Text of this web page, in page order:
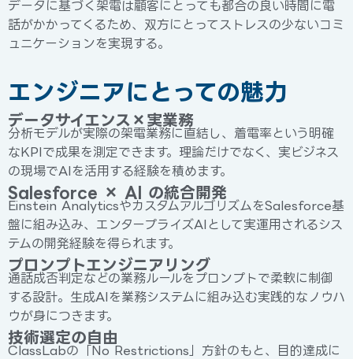
データに基づく架電は顧客にとっても都合の良い時間に電
話がかかってくるため、双方にとってストレスの少ないコミ
ュニケーションを実現する。
エンジニアにとっての魅力
データサイエンス×実業務
分析モデルが実際の架電業務に直結し、着電率という明確
なKPIで成果を測定できます。理論だけでなく、実ビジネス
の現場でAIを活用する経験を積めます。
Salesforce × AI の統合開発
Einstein AnalyticsやカスタムアルゴリズムをSalesforce基
盤に組み込み、エンタープライズAIとして実運用されるシス
テムの開発経験を得られます。
プロンプトエンジニアリング
通話成否判定などの業務ルールをプロンプトで柔軟に制御
する設計。生成AIを業務システムに組み込む実践的なノウハ
ウが身につきます。
技術選定の自由
ClassLabの「No Restrictions」方針のもと、目的達成に